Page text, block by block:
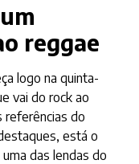
reggae
logo na quinta-
vai do rock ao
referências do
está o
das lendas do